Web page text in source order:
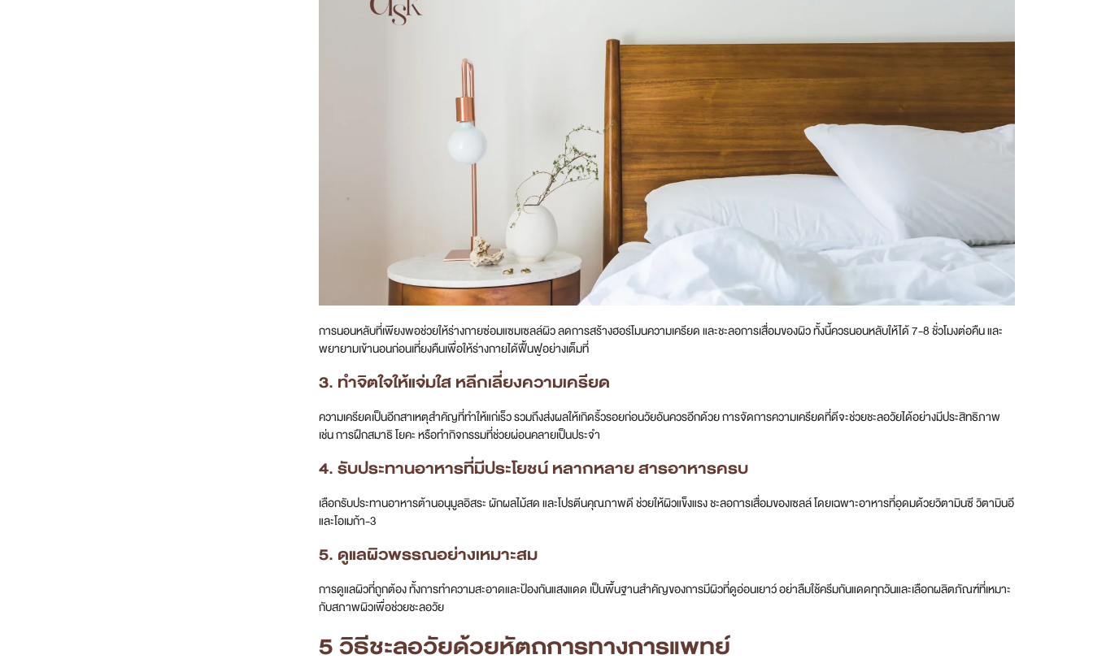
การนอนหลับที่เพียงพอช่วยให้ร่างกายซ่อมแซมเซลล์ผิว ลดการสร้างฮอร์โมนความเครียด และชะลอการเสื่อมของผิว ทั้งนี้ควรนอนหลับให้ได้ 7-8 ชั่วโมงต่อคืน และ
พยายามเข้านอนก่อนเที่ยงคืนเพื่อให้ร่างกายได้ฟื้นฟูอย่างเต็มที่
3. ทำจิตใจให้แจ่มใส หลีกเลี่ยงความเครียด
ความเครียดเป็นอีกสาเหตุสำคัญที่ทำให้แก่เร็ว รวมถึงส่งผลให้เกิดริ้วรอยก่อนวัยอันควรอีกด้วย การจัดการความเครียดที่ดีจะช่วยชะลอวัยได้อย่างมีประสิทธิภาพ
เช่น การฝึกสมาธิ โยคะ หรือทำกิจกรรมที่ช่วยผ่อนคลายเป็นประจำ
4. รับประทานอาหารที่มีประโยชน์ หลากหลาย สารอาหารครบ
เลือกรับประทานอาหารต้านอนุมูลอิสระ ผักผลไม้สด และโปรตีนคุณภาพดี ช่วยให้ผิวแข็งแรง ชะลอการเสื่อมของเซลล์ โดยเฉพาะอาหารที่อุดมด้วยวิตามินซี วิตามินอี
และโอเมก้า-3
5. ดูแลผิวพรรณอย่างเหมาะสม
การดูแลผิวที่ถูกต้อง ทั้งการทำความสะอาดและป้องกันแสงแดด เป็นพื้นฐานสำคัญของการมีผิวที่ดูอ่อนเยาว์ อย่าลืมใช้ครีมกันแดดทุกวันและเลือกผลิตภัณฑ์ที่เหมาะ
กับสภาพผิวเพื่อช่วยชะลอวัย
5 วิธีชะลอวัยด้วยหัตถการทางการแพทย์